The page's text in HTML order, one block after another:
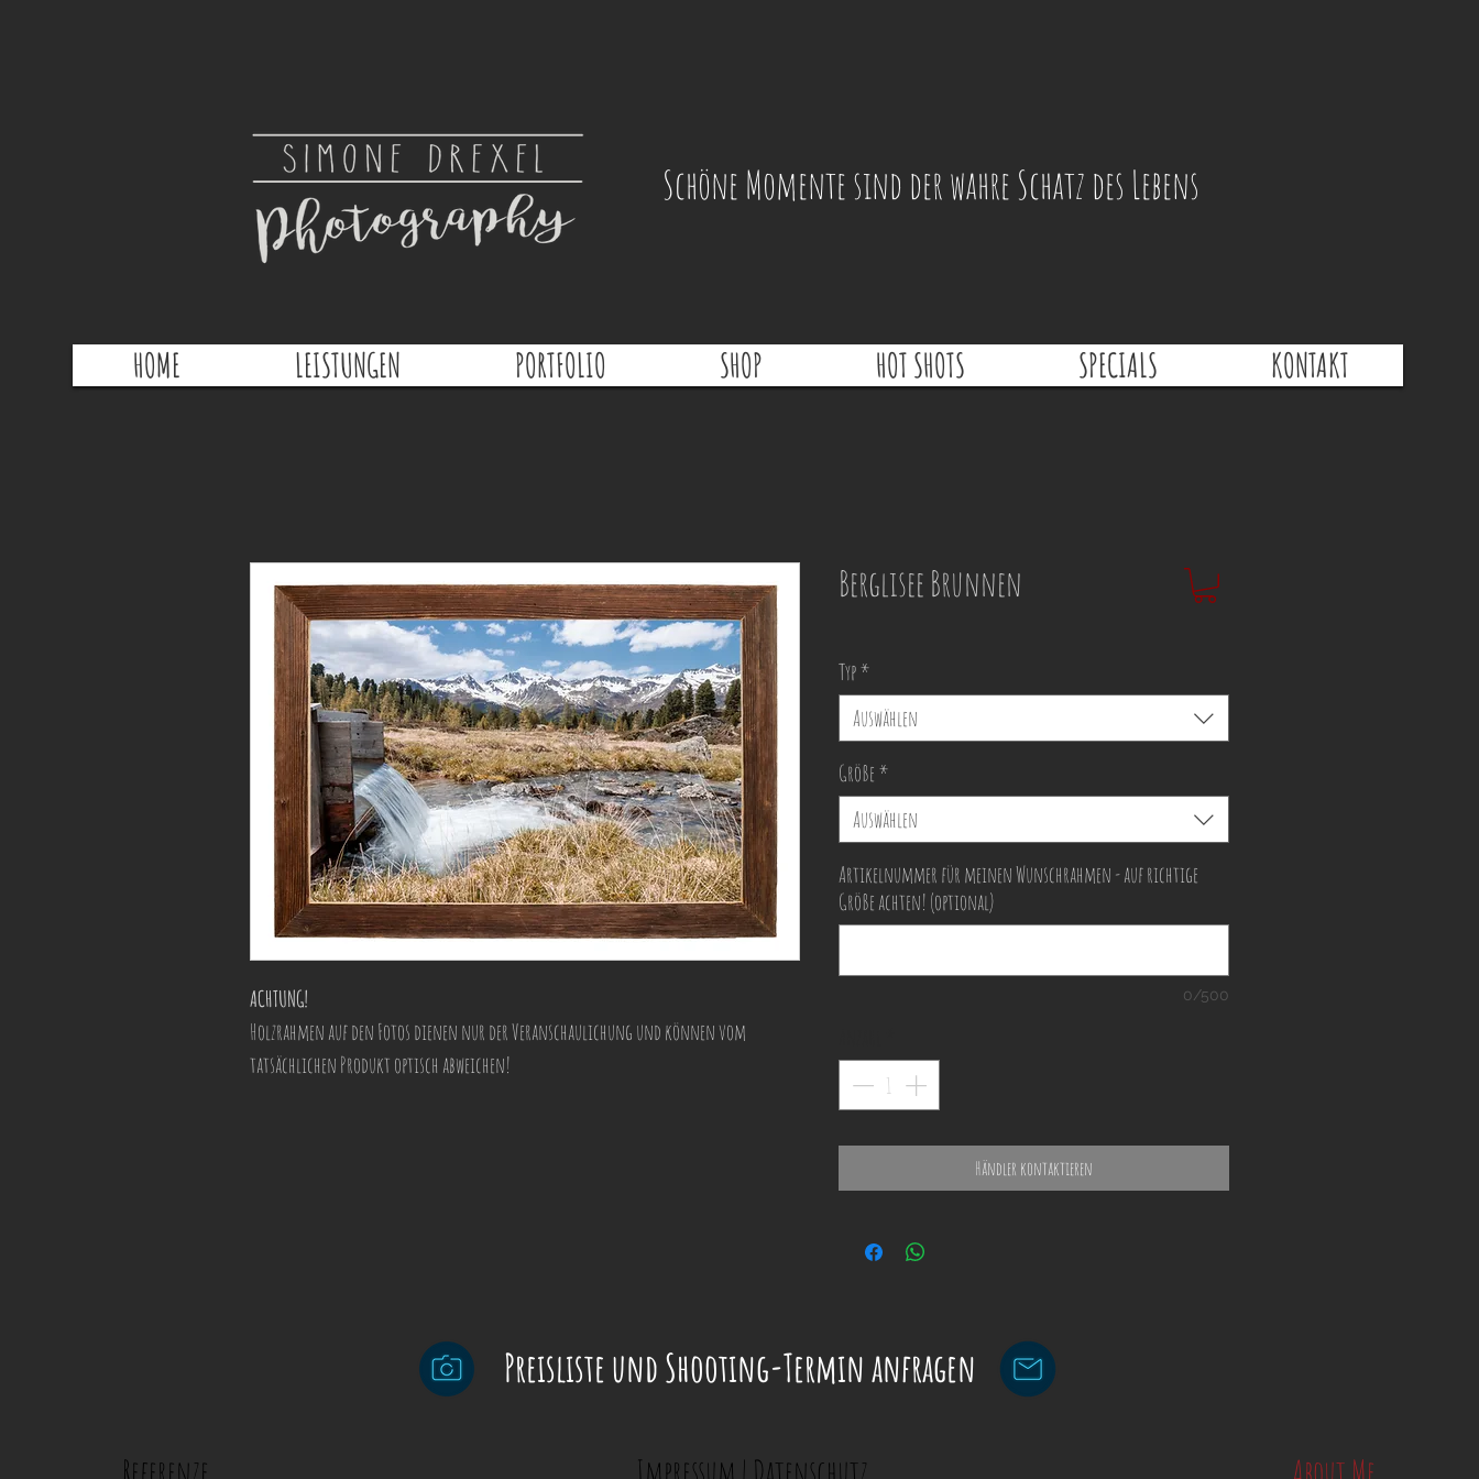
Schöne Momente sind der wahre Schatz des Lebens
HOME LEISTUNGEN PORTFOLIO SHOP HOT SHOTS SPECIALS KONTAKT
ACHTUNG!
Holzrahmen auf den Fotos dienen nur der Veranschaulichung und können vom
tatsächlichen Produkt optisch abweichen!
Berglisee Brunnen
Typ*
Auswählen
Größe *
Auswählen
Artikelnummer für meinen Wunschrahmen - auf richtige
Größe achten! (optional)
0/500
Händler kontaktieren
Preisliste und Shooting-Termin anfragen